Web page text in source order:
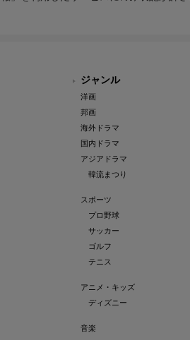
ジャンル
洋画
邦画
海外ドラマ
国内ドラマ
アジアドラマ
韓流まつり
スポーツ
プロ野球
サッカー
ゴルフ
テニス
アニメ・キッズ
ディズニー
音楽